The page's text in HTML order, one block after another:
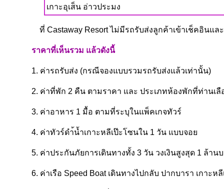
เกาะอุเส็น อ่าวประมง
ที่ Castaway Resort ไม่มีรถรับส่งลูกค้าเข้าเช็คอินแ
ราคาที่เห็นรวม แล้วดังนี้
1. ค่ารถรับส่ง (กรณีจองแบบรวมรถรับส่งแล้วเท่านั้น)
2. ค่าที่พัก 2 คืน ตามราคา และ ประเภทห้องพักที่ท่านเลื
3. ค่าอาหาร 1 มื้อ ตามที่ระบุในแพ็คเกจทัวร์
4. ค่าทัวร์ดำ้น้ำเกาะหลีเป๊ะโซนใน 1 วัน แบบจอย
5. ค่าประกันภัยการเดินทางทั้ง 3 วัน วงเงินสูงสุด 1 ล้าน
6. ค่าเรือ Speed Boat เดินทางไปกลับ ปากบารา เกาะหลี